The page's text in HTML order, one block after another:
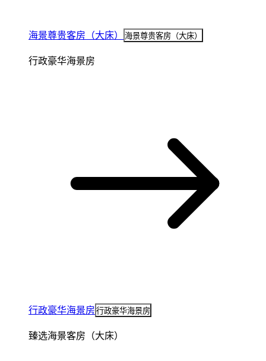
海景尊贵客房（大床） 海景尊贵客房（大床）
行政豪华海景房
行政豪华海景房 行政豪华海景房
臻选海景客房（大床）